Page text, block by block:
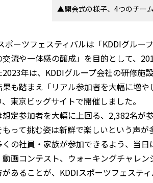
▲開会式の様子、4つのチー
ポーツフェスティバルは「KDDIグルー
交流や一体感の醸成」を目的として、
2023年は、KDDIグループ会社の研修施
果も踏まえ「リアル参加者を大幅に増
、東京ビッグサイトで開催しました。
想定参加者を大幅に上回る、2,382名が
って挑む姿は新鮮で楽しいという声が
くの社員・家族が参加できるよう、当
動画コンテスト、ウォーキングチャレ
があることが、KDDIスポーツフェスティ